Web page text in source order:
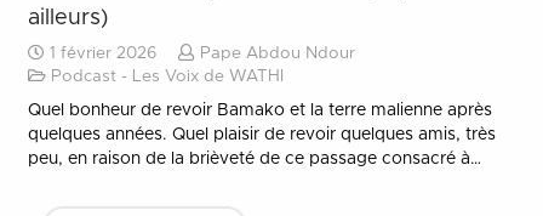
ailleurs)
1 février 2026
Pape Abdou Ndour
Podcast - Les Voix de WATHI
Quel bonheur de revoir Bamako et la terre malienne après
quelques années. Quel plaisir de revoir quelques amis, très
peu, en raison de la brièveté de ce passage consacré à…